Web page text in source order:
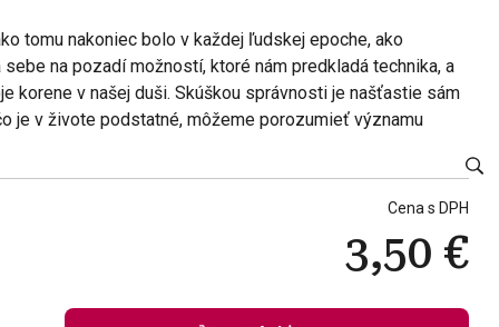
tomu nakoniec bolo v každej ľudskej epoche, ako
na pozadí možností, ktoré nám predkladá technika, a
korene v našej duši. Skúškou správnosti je našťastie sám
je v živote podstatné, môžeme porozumieť významu
Cena s DPH
3,50 €